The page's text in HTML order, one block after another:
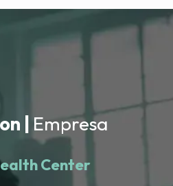
|Empresa
Center